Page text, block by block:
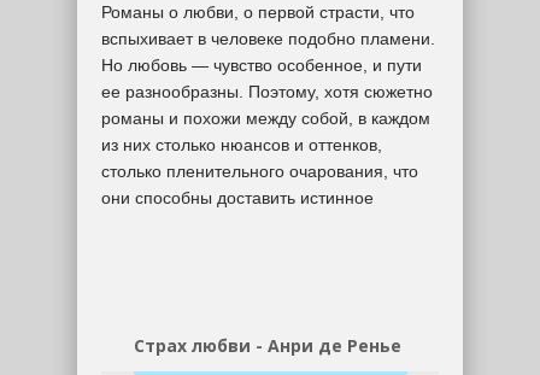
Романы о любви, о первой страсти, что
вспыхивает в человеке подобно пламени.
Но любовь — чувство особенное, и пути
ее разнообразны. Поэтому, хотя сюжетно
романы и похожи между собой, в каждом
из них столько нюансов и оттенков,
столько пленительного очарования, что
они способны доставить истинное
Страх любви - Анри де Ренье